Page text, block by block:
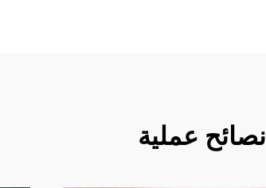
نصائح عملية